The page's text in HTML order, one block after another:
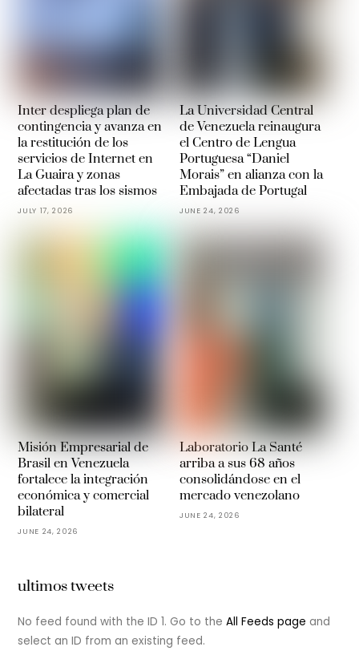
Inter despliega plan de
contingencia y avanza en
la restitución de los
servicios de Internet en
La Guaira y zonas
afectadas tras los sismos
JULY 17, 2026
La Universidad Central
de Venezuela reinaugura
el Centro de Lengua
Portuguesa “Daniel
Morais” en alianza con la
Embajada de Portugal
JUNE 24, 2026
Misión Empresarial de
Brasil en Venezuela
fortalece la integración
económica y comercial
bilateral
JUNE 24, 2026
Laboratorio La Santé
arriba a sus 68 años
consolidándose en el
mercado venezolano
JUNE 24, 2026
ultimos tweets
No feed found with the ID 1. Go to theAll Feeds page and
select an ID from an existing feed.